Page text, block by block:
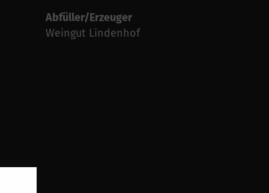
Abfüller/Erzeuger
Weingut Lindenhof